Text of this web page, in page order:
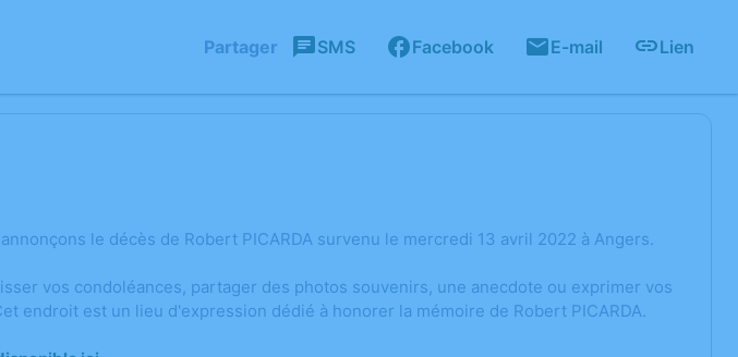
Partager SMS Facebook E-mail Lien
le décès de Robert PICARDA survenu le mercredi 13 avril 2022 à Angers.
vos condoléances, partager des photos souvenirs, une anecdote ou exprimer vos
endroit est un lieu d'expression dédié à honorer la mémoire de Robert PICARDA.